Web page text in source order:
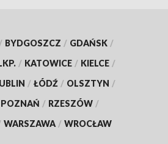
/ BYDGOSZCZ / GDAŃSK /
/ KATOWICE / KIELCE /
/ ŁÓDŹ / OLSZTYN /
POZNAŃ / RZESZÓW /
WARSZAWA / WROCŁAW